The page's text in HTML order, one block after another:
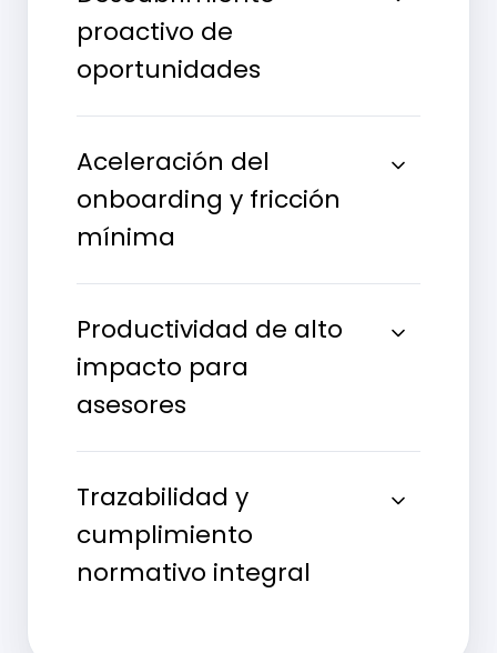
proactivo de
oportunidades
Aceleración del
onboarding y fricción
mínima
Productividad de alto
impacto para
asesores
Trazabilidad y
cumplimiento
normativo integral